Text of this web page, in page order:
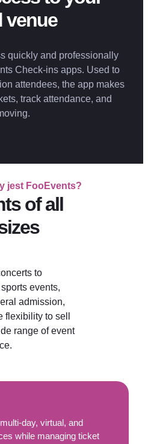
venue
quickly and professionally
Check-ins apps. Used to
attendees, the app makes
track attendance, and
jest FooEvents?
of all
to
events,
admission,
flexibility to sell
range of event
day, virtual, and
while managing ticket